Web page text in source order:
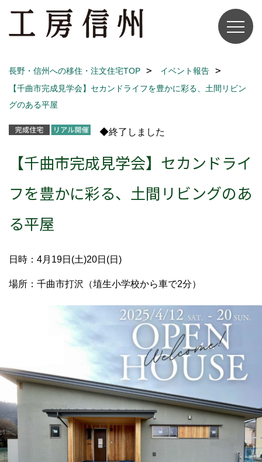
長野・信州への移住・注文住宅TOP
イベント報告
【千曲市完成見学会】セカンドライフを豊かに彩る、土間リビン
グのある平屋
◆終了しました
【千曲市完成見学会】セカンドライ
フを豊かに彩る、土間リビングのあ
る平屋
日時：4月19日(土)20日(日)
場所：千曲市打沢（埴生小学校から車で2分）